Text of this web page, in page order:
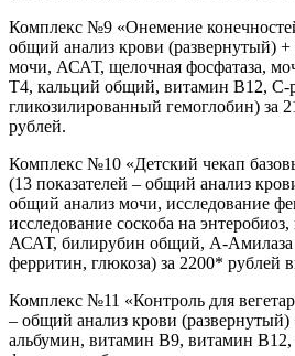
Комплекс №9 «Онемение
общий анализ крови (развернутый)
мочи, АСАТ, щелочная фосфатаза,
Т4, кальций общий, витамин В12, С-
гликозилированный гемоглобин) за
рублей.
Комплекс №10 «Детский чекап
(13 показателей – общий анализ
общий анализ мочи, исследование
исследование соскоба на
АСАТ, билирубин общий, А-Амилаза
ферритин, глюкоза) за 2200* рублей
Комплекс №11 «Контроль для
– общий анализ крови
альбумин, витамин В9, витамин В12,